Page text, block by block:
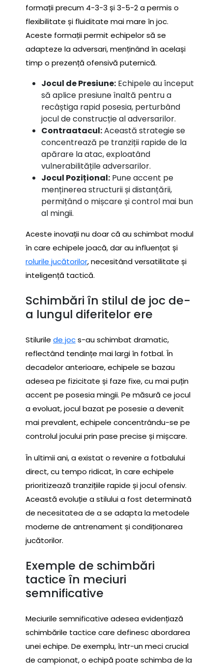
formații precum 4-3-3 și 3-5-2 a permis o
flexibilitate și fluiditate mai mare în joc.
Aceste formații permit echipelor să se
adapteze la adversari, menținând în același
timp o prezență ofensivă puternică.
Jocul de Presiune: Echipele au început
să aplice presiune înaltă pentru a
recâștiga rapid posesia, perturbând
jocul de construcție al adversarilor.
Contraatacul:Această strategie se
concentrează pe tranziții rapide de la
apărare la atac, exploatând
vulnerabilitățile adversarilor.
Jocul Pozițional: Pune accent pe
menținerea structurii și distanțării,
permițând o mișcare și control mai bun
al mingii.
Aceste inovații nu doar că au schimbat modul
în care echipele joacă, dar au influențat și
rolurile jucătorilor, necesitând versatilitate și
inteligență tactică.
Schimbări în stilul de joc de-
a lungul diferitelor ere
Stilurile de jocs-au schimbat dramatic,
reflectând tendințe mai largi în fotbal. În
decadelor anterioare, echipele se bazau
adesea pe fizicitate și faze fixe, cu mai puțin
accent pe posesia mingii. Pe măsură ce jocul
a evoluat, jocul bazat pe posesie a devenit
mai prevalent, echipele concentrându-se pe
controlul jocului prin pase precise și mișcare.
În ultimii ani, a existat o revenire a fotbalului
direct, cu tempo ridicat, în care echipele
prioritizează tranzițiile rapide și jocul ofensiv.
Această evoluție a stilului a fost determinată
de necesitatea de a se adapta la metodele
moderne de antrenament și condiționarea
jucătorilor.
Exemple de schimbări
tactice în meciuri
semnificative
Meciurile semnificative adesea evidențiază
schimbările tactice care definesc abordarea
unei echipe. De exemplu, într-un meci crucial
de campionat, o echipă poate schimba de la